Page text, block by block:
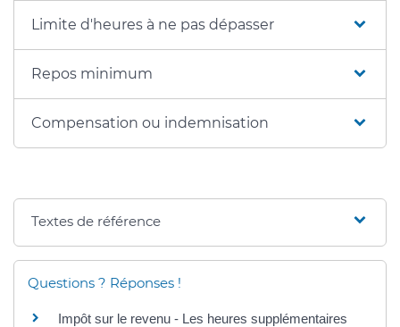
Limite d'heures à ne pas dépasser
Repos minimum
Compensation ou indemnisation
Textes de référence
Questions ? Réponses !
Impôt sur le revenu - Les heures supplémentaires